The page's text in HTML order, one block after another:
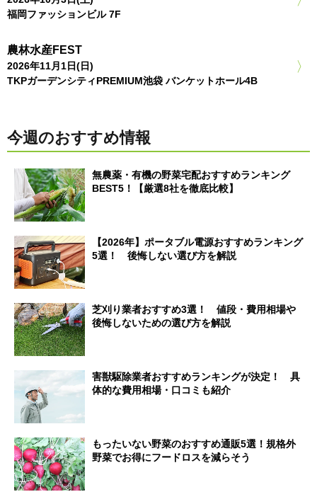
福岡ファッションビル 7F
農林水産FEST
2026年11月1日(日)
TKPガーデンシティPREMIUM池袋 バンケットホール4B
今週のおすすめ情報
無農薬・有機の野菜宅配おすすめランキング
BEST5！【厳選8社を徹底比較】
【2026年】ポータブル電源おすすめランキング
5選！ 後悔しない選び方を解説
芝刈り業者おすすめ3選！ 値段・費用相場や
後悔しないための選び方を解説
害獣駆除業者おすすめランキングが決定！ 具
体的な費用相場・口コミも紹介
もったいない野菜のおすすめ通販5選！規格外
野菜でお得にフードロスを減らそう